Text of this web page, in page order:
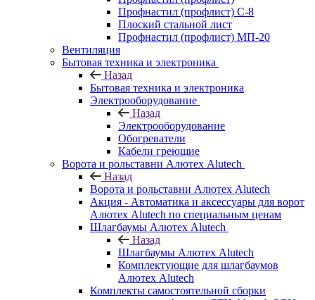
Профнастил (профлист) С-8
Плоский стальной лист
Профнастил (профлист) МП-20
Вентиляция
Бытовая техника и электроника
Назад
Бытовая техника и электроника
Электрооборудование
Назад
Электрооборудование
Обогреватели
Кабели греющие
Ворота и рольставни Алютех Alutech
Назад
Ворота и рольставни Алютех Alutech
Акция - Автоматика и аксессуары для ворот
Алютех Alutech по специальным ценам
Шлагбаумы Алютех Alutech
Назад
Шлагбаумы Алютех Alutech
Комплектующие для шлагбаумов
Алютех Alutech
Комплекты самостоятельной сборки